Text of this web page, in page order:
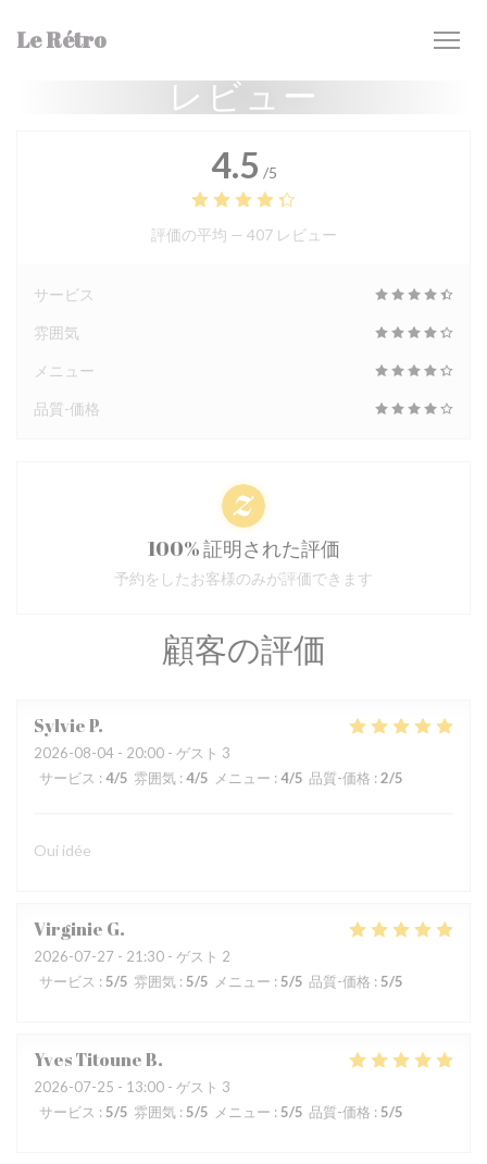
Le Rétro
レビュー
顧客の評価
SylvieP
2026-08-04 - 20:00 - ゲスト 3
サービス : 4/5 雰囲気 : 4/5 メニュー : 4/5 品質-価格 : 2/5
Oui idée
Virginie G
2026-07-27 - 21:30 - ゲスト 2
サービス : 5/5 雰囲気 : 5/5 メニュー : 5/5 品質-価格 : 5/5
Yves TitouneB
2026-07-25 - 13:00 - ゲスト 3
サービス : 5/5 雰囲気 : 5/5 メニュー : 5/5 品質-価格 : 5/5
4.5 /5
評価の平均 — 407 レビュー
サービス
雰囲気
メニュー
品質-価格
100% 証明された評価
予約をしたお客様のみが評価できます